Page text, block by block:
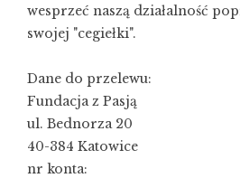
wesprzeć naszą działalność
swojej "cegiełki".
Dane do przelewu:
Fundacja z Pasją
ul. Bednorza 20
40-384 Katowice
nr konta: